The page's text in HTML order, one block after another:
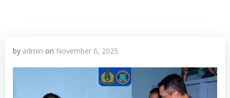
by admin on November 6, 2025